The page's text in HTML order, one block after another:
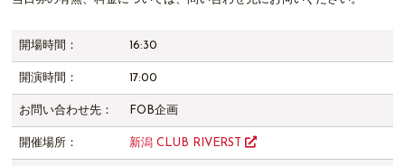
開場時間： 16:30
開演時間： 17:00
お問い合わせ先： FOB企画
開催場所： 新潟 CLUB RIVERST